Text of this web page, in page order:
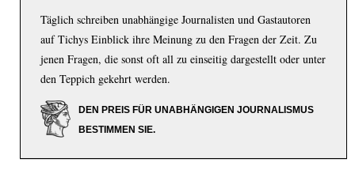
Täglich schreiben unabhängige Journalisten und Gastautoren
auf Tichys Einblick ihre Meinung zu den Fragen der Zeit. Zu
jenen Fragen, die sonst oft all zu einseitig dargestellt oder unter
den Teppich gekehrt werden.
DEN PREIS FÜR UNABHÄNGIGEN JOURNALISMUS
BESTIMMEN SIE.